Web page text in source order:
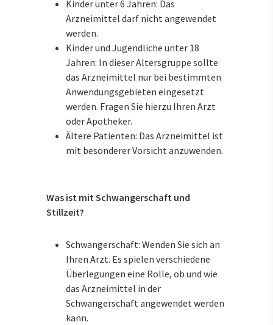
Kinder unter 6 Jahren: Das
Arzneimittel darf nicht angewendet
werden.
Kinder und Jugendliche unter 18
Jahren: In dieser Altersgruppe sollte
das Arzneimittel nur bei bestimmten
Anwendungsgebieten eingesetzt
werden. Fragen Sie hierzu Ihren Arzt
oder Apotheker.
Ältere Patienten: Das Arzneimittel ist
mit besonderer Vorsicht anzuwenden.
Was ist mit Schwangerschaft und
Stillzeit?
Schwangerschaft: Wenden Sie sich an
Ihren Arzt. Es spielen verschiedene
Überlegungen eine Rolle, ob und wie
das Arzneimittel in der
Schwangerschaft angewendet werden
kann.